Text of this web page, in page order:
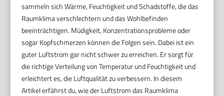
sammeln sich Wärme, Feuchtigkeit und Schadstoffe, die das
Raumklima verschlechtern und das Wohlbefinden
beeinträchtigen. Müdigkeit, Konzentrationsprobleme oder
sogar Kopfschmerzen können die Folgen sein. Dabei ist ein
guter Luftstrom gar nicht schwer zu erreichen. Er sorgt für
die richtige Verteilung von Temperatur und Feuchtigkeit und
erleichtert es, die Luftqualität zu verbessern. In diesem
Artikel erfährst du, wie der Luftstrom das Raumklima